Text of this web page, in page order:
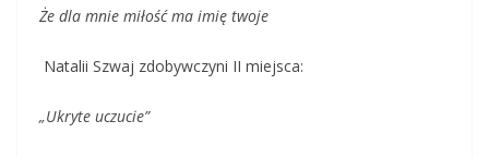
Że dla mnie miłość ma imię twoje
Natalii Szwaj zdobywczyni II miejsca:
„Ukryte uczucie”